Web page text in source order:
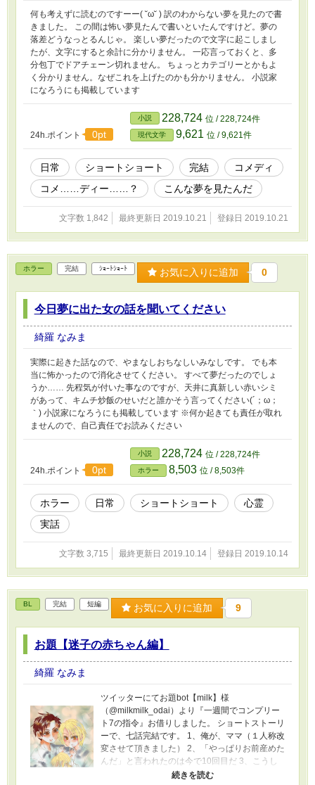
何も考えずに読むのですーー( ˘ω˘ ) 訳のわからない夢を見たので書
きました。 この間は怖い夢見たんで書いといたんですけど。夢の
落差どうなっとるんじゃ。 楽しい夢だったので文字に起こしまし
たが、文字にすると余計に分かりません。 一応言っておくと、多
分包丁でドアチェーン切れません。 ちょっとカテゴリーとかもよ
く分かりません。なぜこれを上げたのかも分かりません。 小説家
になろうにも掲載しています
24h.ポイント 0pt
小説 228,724 位 / 228,724件
現代文学 9,621 位 / 9,621件
日常 ショートショート 完結
コメディ
コメ……ディー……？
こんな夢を見たんだ
文字数 1,842 最終更新日 2019.10.21 登録日 2019.10.21
ホラー 完結 ｼｮｰﾄｼｮｰﾄ お気に入りに追加 0
今日夢に出た女の話を聞いてください
綺羅 なみま
実際に起きた話なので、やまなしおちなしいみなしです。 でも本
当に怖かったので消化させてください。 すべて夢だったのでしょ
うか…… 先程気が付いた事なのですが、天井に真新しい赤いシミ
があって、キムチ炒飯のせいだと誰かそう言ってください(´；ω；
｀) 小説家になろうにも掲載しています ※何か起きても責任が取れ
ませんので、自己責任でお読みください
24h.ポイント 0pt
小説 228,724 位 / 228,724件
ホラー 8,503 位 / 8,503件
ホラー 日常 ショートショート
心霊
実話
文字数 3,715 最終更新日 2019.10.14 登録日 2019.10.14
BL 完結 短編 お気に入りに追加 9
お題【迷子の赤ちゃん編】
綺羅 なみま
ツイッターにてお題bot【milk】様
（@milkmilk_odai）より『一週間でコンプリー
ト7の指令』お借りしました。 ショートストーリ
ーで、七話完結です。 1、俺が、ママ（１人称改
変させて頂きました） 2、「やっぱりお前産めた
んだ」と言われたのは今で10回目だ 3、こうし
てると本当の親子みたい 4、可愛い寝顔が二つ